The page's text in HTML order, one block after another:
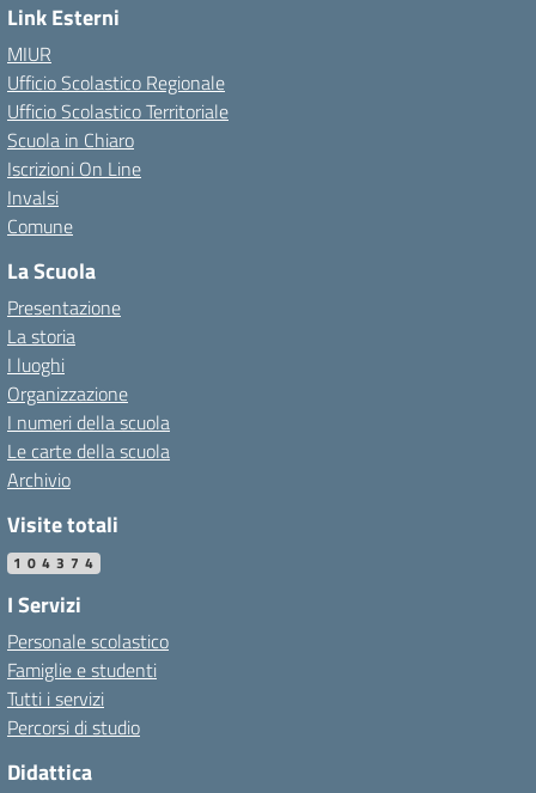
Link Esterni
MIUR
Ufficio Scolastico Regionale
Ufficio Scolastico Territoriale
Scuola in Chiaro
Iscrizioni On Line
Invalsi
Comune
La Scuola
Presentazione
La storia
I luoghi
Organizzazione
I numeri della scuola
Le carte della scuola
Archivio
Visite totali
104374
I Servizi
Personale scolastico
Famiglie e studenti
Tutti i servizi
Percorsi di studio
Didattica